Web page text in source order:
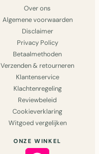
Over ons
Algemene voorwaarden
Disclaimer
Privacy Policy
Betaalmethoden
Verzenden & retourneren
Klantenservice
Klachtenregeling
Reviewbeleid
Cookieverklaring
Witgoed vergelijken
ONZE WINKEL